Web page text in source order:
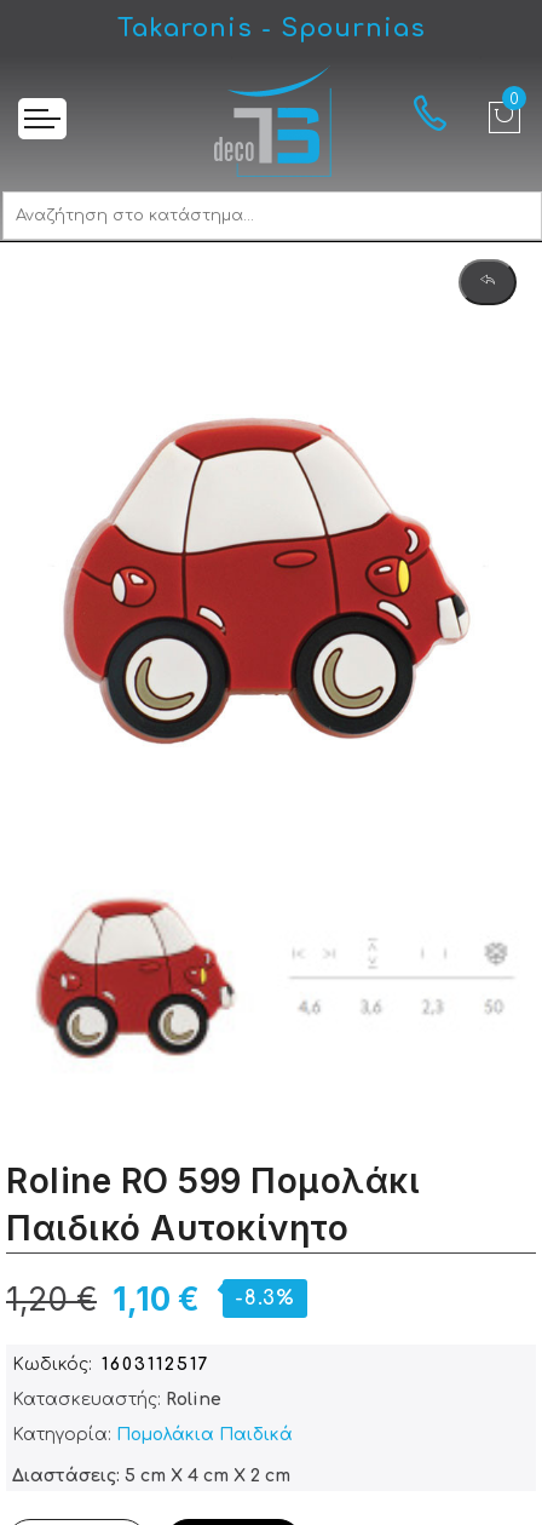
Takaronis - Spournias
Roline RO 599 Πομολάκι Παιδικό Αυτοκίνητο
Roline RO 599 Πομολάκι
Παιδικό Αυτοκίνητο
1,10 €
1,20 € -8.3%
Κωδικός
1603112517
Κατασκευαστής: Roline
Κατηγορία: Πομολάκια Παιδικά
Διαστάσεις: 5 cm X 4 cm X 2 cm